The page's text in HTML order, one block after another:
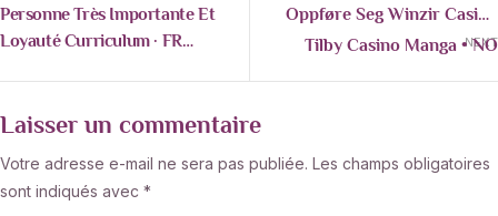
Personne Très Importante Et
Loyauté Curriculum · FR
NEXT
Oppføre Seg Winzir Casino
Tilby Casino Manga • NO
Play Instantly
Laisser un commentaire
Votre adresse e-mail ne sera pas publiée. Les champs obligatoires
sont indiqués avec *